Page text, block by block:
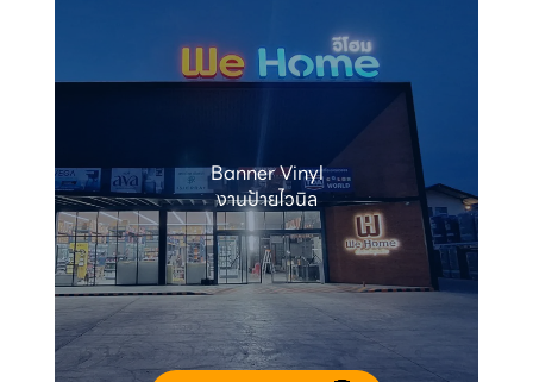
Banner Vinyl
งานป้ายไวนิล